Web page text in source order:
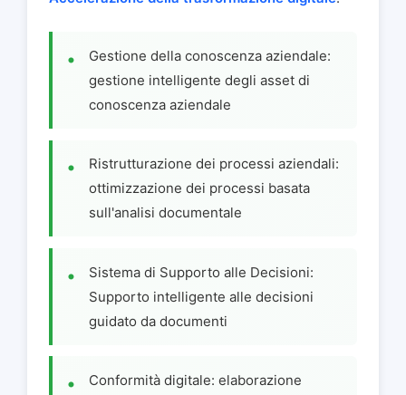
Gestione della conoscenza aziendale:
gestione intelligente degli asset di
conoscenza aziendale
Ristrutturazione dei processi aziendali:
ottimizzazione dei processi basata
sull'analisi documentale
Sistema di Supporto alle Decisioni:
Supporto intelligente alle decisioni
guidato da documenti
Conformità digitale: elaborazione